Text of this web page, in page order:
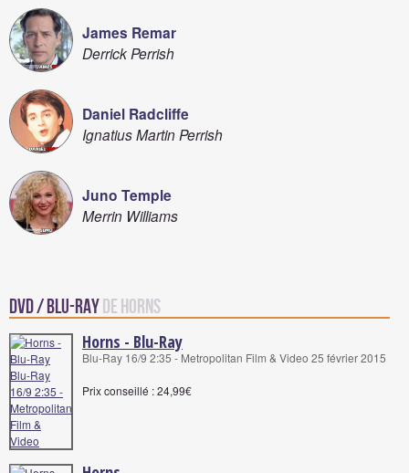
James Remar
Derrick Perrish
Daniel Radcliffe
Ignatius Martin Perrish
Juno Temple
Merrin Williams
DVD / Blu-Rayde Horns
Horns - Blu-Ray
Blu-Ray 16/9 2:35 - Metropolitan Film & Video 25 février 2015
Prix conseillé : 24,99€